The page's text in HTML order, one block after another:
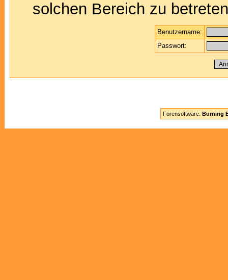
solchen Bereich zu
Benutzername:
Passwort:
Forensoftware: Burning